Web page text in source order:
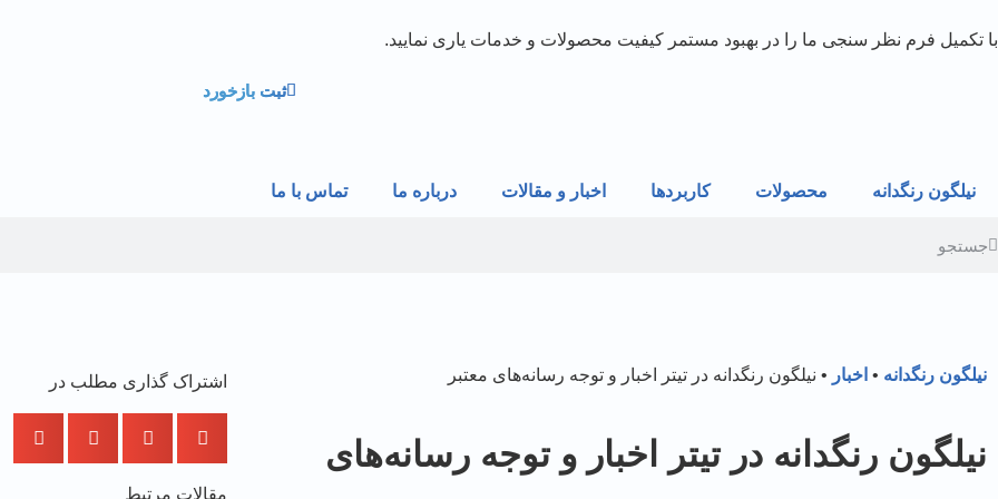
با تکمیل فرم نظر سنجی ما را در بهبود مستمر کیفیت محصولات و خدمات یاری نمایید.
ثبت بازخورد
نیلگون رنگدانه محصولات کاربردها اخبار و مقالات درباره ما تماس با ما
نیلگون رنگدانه • اخبار • نیلگون رنگدانه در تیتر اخبار و توجه رسانه‌های معتبر
نیلگون رنگدانه در تیتر اخبار و توجه رسانه‌های
اشتراک گذاری مطلب در
مقالات مرتبط